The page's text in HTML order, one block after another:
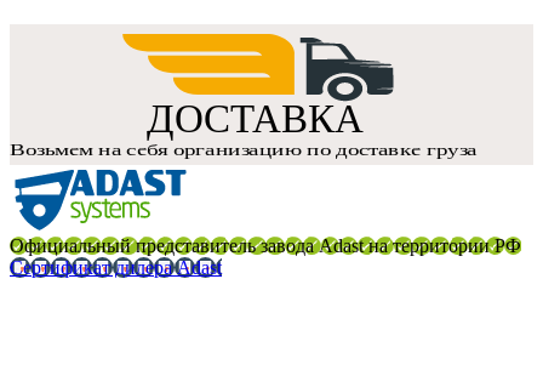
Официальный представитель завода Adast на территории РФ
Сертификат дилера Adast